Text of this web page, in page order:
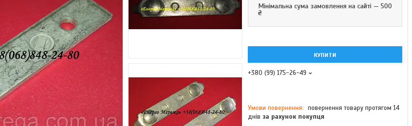
Мінімальна сума замовлення на сайті — 500
₴
КУПИТИ
+380 (99) 175-26-49
повернення товару протягом 14
днів за рахунок покупця